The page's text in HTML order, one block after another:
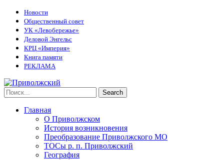
Новости
Общественный совет
УК «Левобережье»
Деловой Энгельс
КРЦ «Империя»
Книга памяти
РЕКЛАМА
Главная
О Приволжском
История возникновения
Преобразование Приволжского МО
ТОСы р. п. Приволжский
География